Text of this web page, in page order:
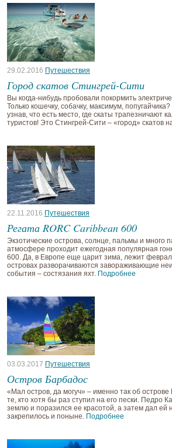
29.02.2016 Путешествия
Город скатов Стингрей-Сити
Вы когда-нибудь пробовали покормить
Только кошечку, собачку, максимум,
узнав, что есть место, где скаты трапезничают
туристов! Это Стингрей-Сити – «город» скатов
22.11.2016 Путешествия
Регата RORC Caribbean 600
Экзотические острова, солнце, пальмы и много
атмосфере проходит ежегодная популярная
600. Да, в Европе еще царит зима, лежит
островах разворачиваются завораживающие
события – состязания яхт. Подробнее
03.03.2017 Путешествия
Остров Барбадос
«Мал остров, да могуч» – именно так об
те, кто хотя бы раз ступил на его пески. Педро
землю и поразился ее красотой, а затем дал ей
закрепилось и поныне. Подробнее